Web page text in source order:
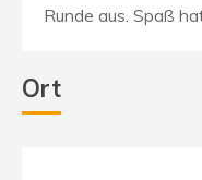
Runde aus. Spaß
Ort